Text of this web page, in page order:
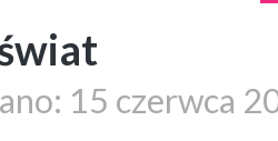
15 czerwca